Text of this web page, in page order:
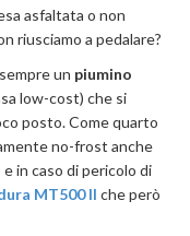
asfaltata o non
riusciamo a pedalare?
un piumino
low-cost) che si
posto. Come quarto
no-frost anche
in caso di pericolo di
MT500 II che però